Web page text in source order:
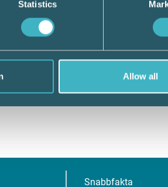
Statistics
Allow all
Snabbfakta